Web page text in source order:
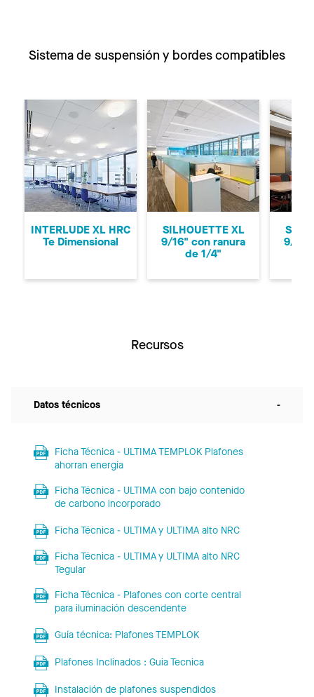
Sistema de suspensión y bordes compatibles
Anterior
INTERLUDE XL HRC
Te Dimensional
SILHOUETTE XL
9/16" con ranura
de 1/4"
9/16"
Recursos
Datos técnicos -
Ficha Técnica - ULTIMA TEMPLOK Plafones
ahorran energía
Ficha Técnica - ULTIMA con bajo contenido
de carbono incorporado
Ficha Técnica - ULTIMA y ULTIMA alto NRC
Ficha Técnica - ULTIMA y ULTIMA alto NRC
Tegular
Ficha Técnica - Plafones con corte central
para iluminación descendente
Guía técnica: Plafones TEMPLOK
Plafones Inclinados : Guia Tecnica
Instalación de plafones suspendidos